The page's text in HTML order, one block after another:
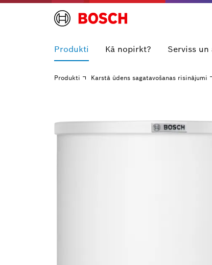
Produkti Kā nopirkt? Serviss
Produkti Karstā ūdens sagatavošanas risinājumi